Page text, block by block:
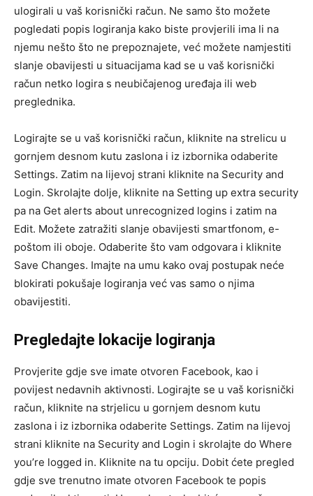
ulogirali u vaš korisnički račun. Ne samo što možete
pogledati popis logiranja kako biste provjerili ima li na
njemu nešto što ne prepoznajete, već možete namjestiti
slanje obavijesti u situacijama kad se u vaš korisnički
račun netko logira s neubičajenog uređaja ili web
preglednika.
Logirajte se u vaš korisnički račun, kliknite na strelicu u
gornjem desnom kutu zaslona i iz izbornika odaberite
Settings. Zatim na lijevoj strani kliknite na Security and
Login. Skrolajte dolje, kliknite na Setting up extra security
pa na Get alerts about unrecognized logins i zatim na
Edit. Možete zatražiti slanje obavijesti smartfonom, e-
poštom ili oboje. Odaberite što vam odgovara i kliknite
Save Changes. Imajte na umu kako ovaj postupak neće
blokirati pokušaje logiranja već vas samo o njima
obavijestiti.
Pregledajte lokacije logiranja
Provjerite gdje sve imate otvoren Facebook, kao i
povijest nedavnih aktivnosti. Logirajte se u vaš korisnički
račun, kliknite na strjelicu u gornjem desnom kutu
zaslona i iz izbornika odaberite Settings. Zatim na lijevoj
strani kliknite na Security and Login i skrolajte do Where
you’re logged in. Kliknite na tu opciju. Dobit ćete pregled
gdje sve trenutno imate otvoren Facebook te popis